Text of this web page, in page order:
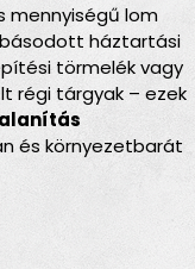
mennyiségű lom
háztartási
törmelék vagy
régi tárgyak – ezek
és környezetbarát